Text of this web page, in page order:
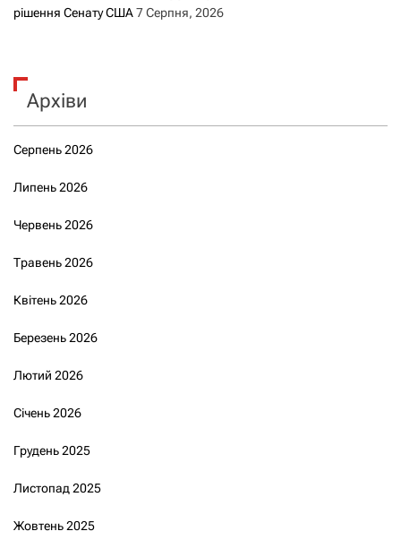
рішення Сенату США7 Серпня, 2026
Архіви
Серпень 2026
Липень 2026
Червень 2026
Травень 2026
Квітень 2026
Березень 2026
Лютий 2026
Січень 2026
Грудень 2025
Листопад 2025
Жовтень 2025